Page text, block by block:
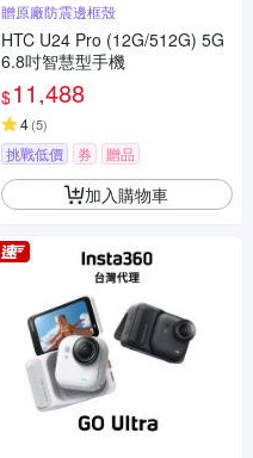
贈原廠防震邊框殼
HTC U24 Pro (12G/512G) 5G
6.8吋智慧型手機
$11,488
4(5)
挑戰低價 券 贈品
加入購物車